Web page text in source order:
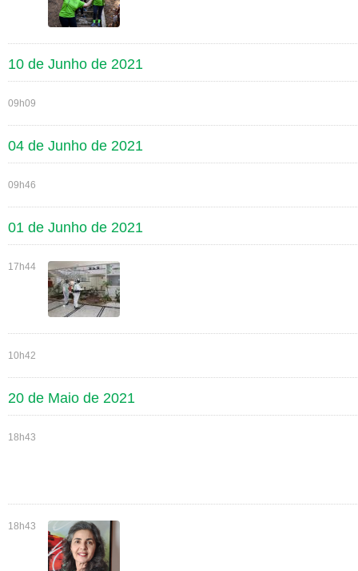
10 de Junho de 2021
09h09
04 de Junho de 2021
09h46
01 de Junho de 2021
17h44
10h42
20 de Maio de 2021
18h43
18h43